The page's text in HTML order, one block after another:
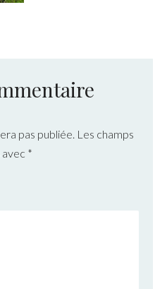
pas publiée. Les champs
*